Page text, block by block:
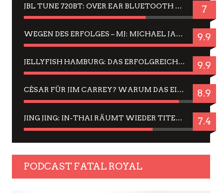
JBL TUNE 720BT: OVER EAR BLUETOOTH KOPFHÖRER UM DIE 50,-€ IM DAUER-TEST 7
WEGEN DES ERFOLGES – MJ: MICHAEL JACKSON MUSICAL IN EINER MATINEE SEHEN 9.9
JELLYFISH HAMBURG: DAS ERFOLGREICHE SOMMER-MENÜ 2025 IN GEFÜHLEN UND BILDERN 9.9
CÉSAR FÜR JIM CARREY? WARUM DAS EINER DER NERVIGSTEN ACTORS IST UND BLEIBT 8.9
JING JING: IN-THAI RÄUMT WIEDER TITEL AB – EIN ZWEI-STUNDEN-ERLEBNISBERICHT 7.4
PODCAST FATAL ROYAL